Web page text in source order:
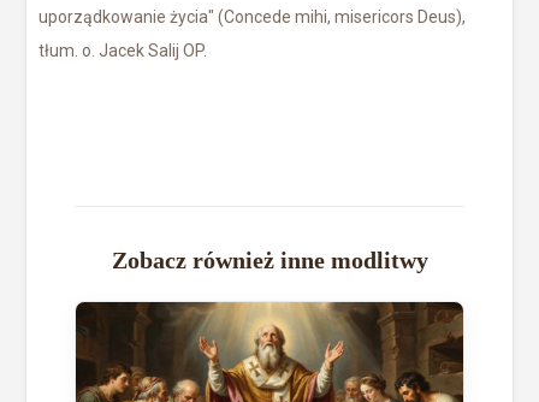
uporządkowanie życia" (Concede mihi, misericors Deus),
tłum. o. Jacek Salij OP.
Zobacz również inne modlitwy